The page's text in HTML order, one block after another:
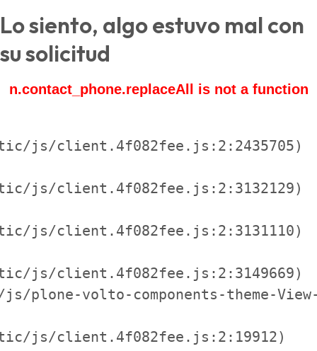
Lo siento, algo estuvo mal con
su solicitud
n.contact_phone.replaceAll is not a function
js/client.4f082fee.js:2:2435705)
js/client.4f082fee.js:2:3132129)
js/client.4f082fee.js:2:3131110)
js/client.4f082fee.js:2:3149669)
plone-volto-components-theme-
js/client.4f082fee.js:2:19912)